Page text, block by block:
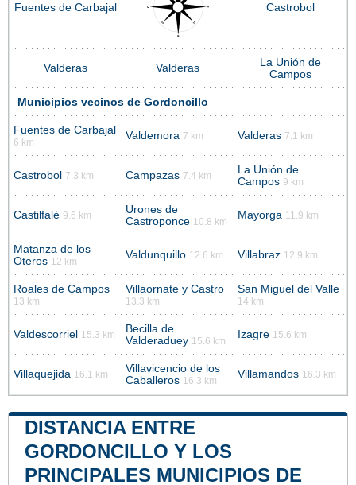
Fuentes de Carbajal Castrobol
Valderas Valderas
La Unión de
Campos
Municipios vecinos de Gordoncillo
Fuentes de Carbajal
6 km
Valdemora 7 km Valderas 7.1 km
Castrobol 7.3 km Campazas 7.4 km
La Unión de
Campos 9 km
Castilfalé 9.6 km
Urones de
Castroponce 10.8 km
Mayorga 11.9 km
Matanza de los
Oteros 12 km
Valdunquillo 12.6 km Villabraz 12.9 km
Roales de Campos
13 km
Villaornate y Castro
13.3 km
San Miguel del Valle
14 km
Valdescorriel 15.3 km
Becilla de
Valderaduey 15.6 km
Izagre 15.6 km
Villaquejida 16.1 km
Villavicencio de los
Caballeros 16.3 km
Villamandos 16.3 km
DISTANCIA ENTRE
GORDONCILLO Y LOS
PRINCIPALES MUNICIPIOS DE